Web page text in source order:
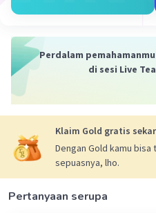
Perdalam
di sesi Live
Klaim Gold gratis
Dengan Gold kamu bisa
sepuasnya, lho.
Pertanyaan serupa